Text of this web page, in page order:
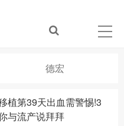
德宏
植第39天出血需警惕!3
与流产说拜拜